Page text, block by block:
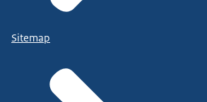
Sitemap